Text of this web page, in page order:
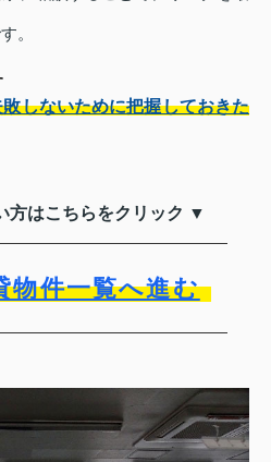
。
しないために把握しておきた
方はこちらをクリック ▼
物件一覧へ進む